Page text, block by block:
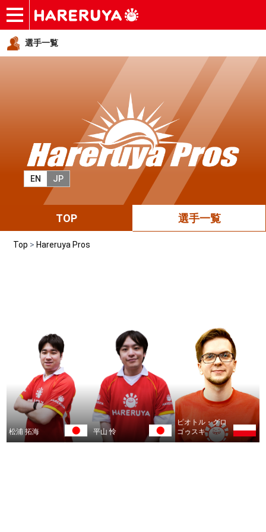
ショップ
買取
記事
デッキ検索
デッキ構築
選手一覧
店舗一覧
イベント
ヘルプ
お問い合わせ
選手一覧
EN JP
TOP 選手一覧
Top > Hareruya Pros
松浦 拓海 平山 怜
ピオトル・グロ
ゴゥスキ